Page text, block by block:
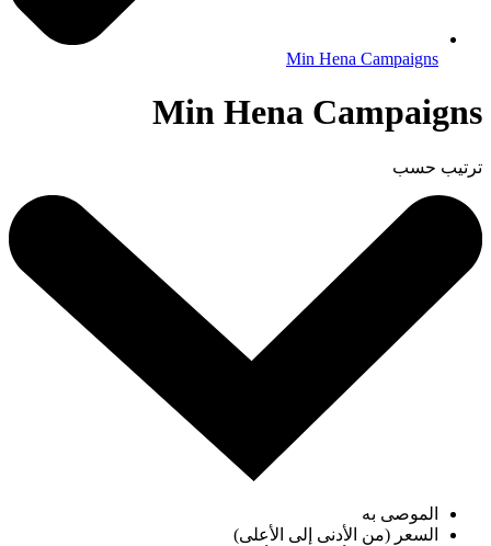
Min Hena Campaigns
Min Hena Campaigns
ترتيب حسب
الموصى به
السعر (من الأدنى إلى الأعلى)